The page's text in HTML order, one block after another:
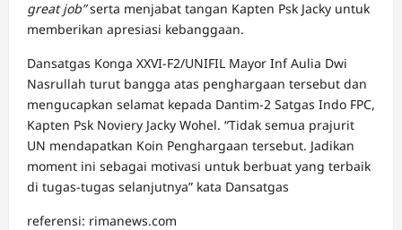
great job”serta menjabat tangan Kapten Psk Jacky untuk
memberikan apresiasi kebanggaan.
Dansatgas Konga XXVI-F2/UNIFIL Mayor Inf Aulia Dwi
Nasrullah turut bangga atas penghargaan tersebut dan
mengucapkan selamat kepada Dantim-2 Satgas Indo FPC,
Kapten Psk Noviery Jacky Wohel. “Tidak semua prajurit
UN mendapatkan Koin Penghargaan tersebut. Jadikan
moment ini sebagai motivasi untuk berbuat yang terbaik
di tugas-tugas selanjutnya” kata Dansatgas
referensi: rimanews.com